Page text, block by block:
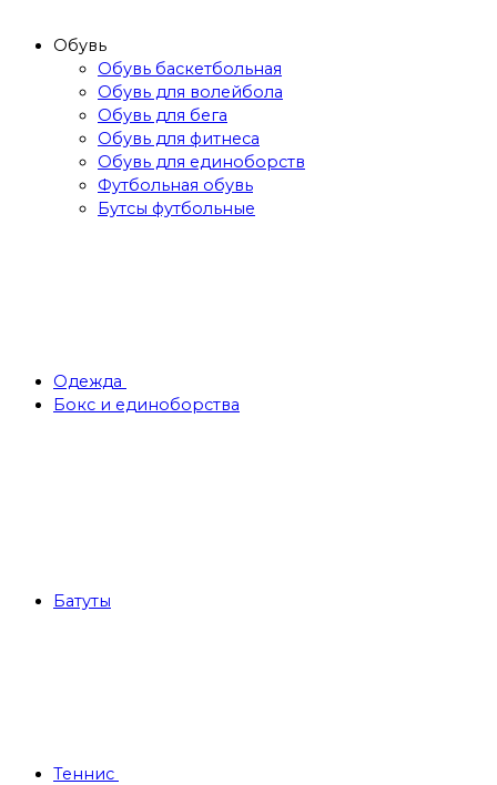
Обувь
Обувь баскетбольная
Обувь для волейбола
Обувь для бега
Обувь для фитнеса
Обувь для единоборств
Футбольная обувь
Бутсы футбольные
Одежда
Бокс и единоборства
Батуты
Теннис